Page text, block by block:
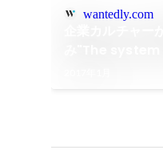
wantedly.com